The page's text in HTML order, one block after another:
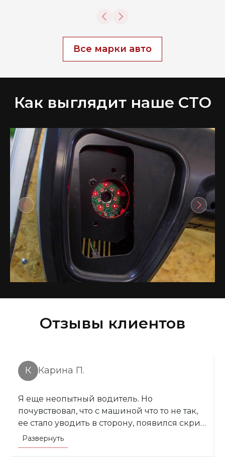
Все марки авто
Как выглядит наше СТО
Отзывы клиентов
К Карина П.
Я еще неопытный водитель. Но
почувствовал, что с машиной что то не так,
ее стало уводить в сторону, появился скрип
при торможении. Обратился в СТО Вышка.
Мастер сделал диагностику и поменял
Развернуть